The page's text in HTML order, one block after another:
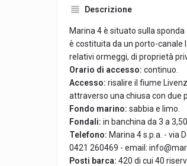
Descrizione
Marina 4 è situato sulla
è costituita da un porto-canale
relativi ormeggi, di proprietà
Orario di accesso: continuo.
Accesso: risalire il fiume
attraverso una chiusa con due
Fondo marino: sabbia e limo.
Fondali: in banchina da 3 a
Telefono: Marina 4 s.p.a. - via
0421 260469 - email:
Posti barca: 420 di cui 40